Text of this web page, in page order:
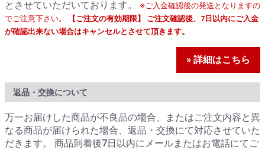
とさせていただいております。
※ご入金確認後の発送となりますの
でご注意下さい。
【ご注文の有効期限】 ご注文確認後、7日以内にご入金
が確認出来ない場合はキャンセルとさせて頂きます。
» 詳細はこちら
返品・交換について
万一お届けした商品が不良品の場合、またはご注文内容と異
なる商品が届けられた場合、返品・交換にて対応させていた
だきます。 商品到着後7日以内にメールまたはお電話にてご